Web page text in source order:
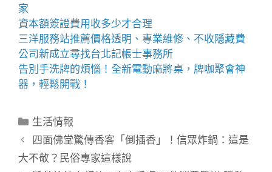
家
資本額簽證費用收多少才合理
三洋服務站推薦價格透明、專業維修、不收隱藏費
公司新成立尋找台北記帳士事務所
告別手洗牌的煩惱！全新電動麻將桌 ，牌咖聚會神
器，輕鬆開戰！
分
類
生活情報
四面佛堂驚傳香客「倒插香」！信眾炸鍋：這是
大不敬？民俗專家這樣說